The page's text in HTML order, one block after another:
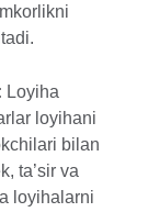
Loyiha
loyihani
bilan
ta’sir va
loyihalarni